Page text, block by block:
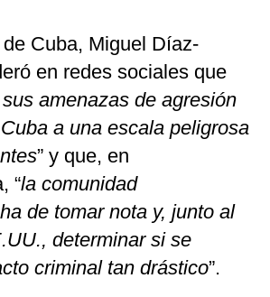
Cuba, Miguel Díaz-
en redes sociales que
amenazas de agresión
a una escala peligrosa
” y que, en
“la comunidad
de tomar nota y, junto al
determinar si se
criminal tan drástico”.